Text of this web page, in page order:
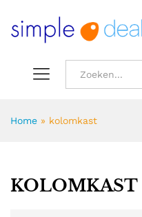
Home » kolomkast
KOLOMKAST